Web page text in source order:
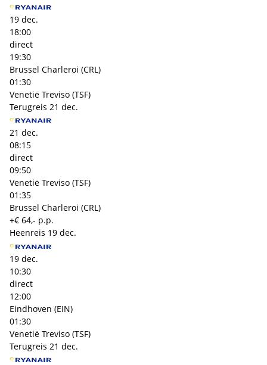
19 dec.
18:00
direct
19:30
Brussel Charleroi (CRL)
01:30
Venetië Treviso (TSF)
Terugreis 21 dec.
21 dec.
08:15
direct
09:50
Venetië Treviso (TSF)
01:35
Brussel Charleroi (CRL)
+€ 64,- p.p.
Heenreis 19 dec.
19 dec.
10:30
direct
12:00
Eindhoven (EIN)
01:30
Venetië Treviso (TSF)
Terugreis 21 dec.